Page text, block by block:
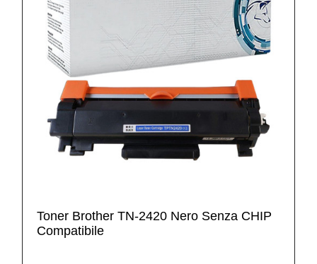
Toner Brother TN-2420 Nero Senza CHIP
Compatibile